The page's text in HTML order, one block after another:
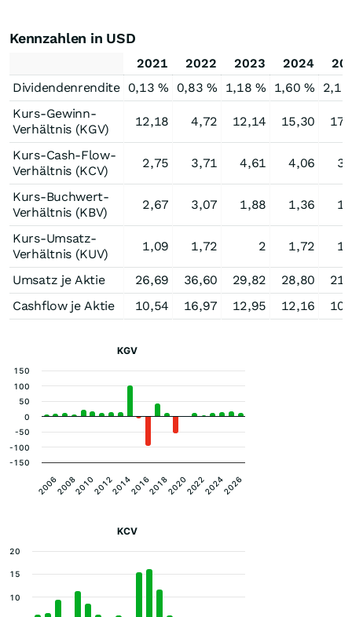
Kennzahlen in USD
2021 2022 2023 2024
Dividendenrendite 0,13 % 0,83 % 1,18 % 1,60 %
2,18
Kurs-Gewinn-
Verhältnis (KGV)
12,18 4,72 12,14 15,30
Kurs-Cash-Flow-
Verhältnis (KCV)
2,75 3,71 4,61 4,06
Kurs-Buchwert-
Verhältnis (KBV)
2,67 3,07 1,88 1,36
Kurs-Umsatz-
Verhältnis (KUV)
1,09 1,72 2 1,72
Umsatz je Aktie 26,69 36,60 29,82 28,80
Cashflow je Aktie
10,54 16,97 12,95 12,16
KGV
2010 2016 2022
20062008 20122014 20182020 20242026
-150
-100
-50
0
50
100
150
KCV
10
15
20